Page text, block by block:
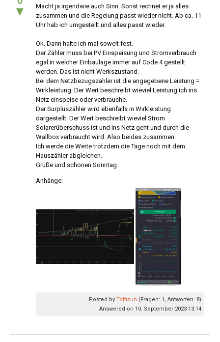
▼
Macht ja irgendwie auch Sinn. Sonst rechnet er ja alles
zusammen und die Regelung passt wieder nicht. Ab ca. 11
Uhr hab ich umgestellt und alles passt wieder.
Ok. Dann halte ich mal soweit fest.
Der Zähler muss bei PV Einspeisung und Stromverbrauch
egal in welcher Einbaulage immer auf Code 4 gestellt
werden. Das ist nicht Werkszustand.
Bei dem Netzbezugszähler ist die angegebene Leistung =
Wirkleistung. Der Wert beschreibt wieviel Leistung ich ins
Netz einspeise oder verbrauche.
Der Surpluszähler wird ebenfalls in Wirkleistung
dargestellt. Der Wert beschreibt wieviel Strom
Solarerüberschuss ist und ins Netz geht und durch die
Wallbox verbraucht wird. Also beides zusammen.
Ich werde die Werte trotzdem die Tage noch mit dem
Hauszähler abgleichen.
Grüße und schönen Sonntag
Anhänge:
Posted by Toffisun (Fragen: 1, Antworten: 8)
Answered on 10. September 2023 13:14